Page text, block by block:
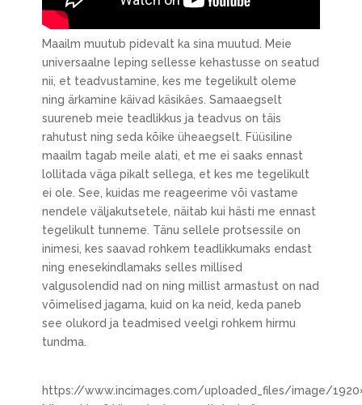
Maailm muutub pidevalt ka sina muutud. Meie
universaalne leping sellesse kehastusse on seatud
nii, et teadvustamine, kes me tegelikult oleme
ning ärkamine käivad käsikäes. Samaaegselt
suureneb meie teadlikkus ja teadvus on täis
rahutust ning seda kõike üheaegselt. Füüsiline
maailm tagab meile alati, et me ei saaks ennast
lollitada väga pikalt sellega, et kes me tegelikult
ei ole. See, kuidas me reageerime või vastame
nendele väljakutsetele, näitab kui hästi me ennast
tegelikult tunneme. Tänu sellele protsessile on
inimesi, kes saavad rohkem teadlikkumaks endast
ning enesekindlamaks selles millised
valgusolendid nad on ning millist armastust on nad
võimelised jagama, kuid on ka neid, keda paneb
see olukord ja teadmised veelgi rohkem hirmu
tundma.
https://www.incimages.com/uploaded_files/image/